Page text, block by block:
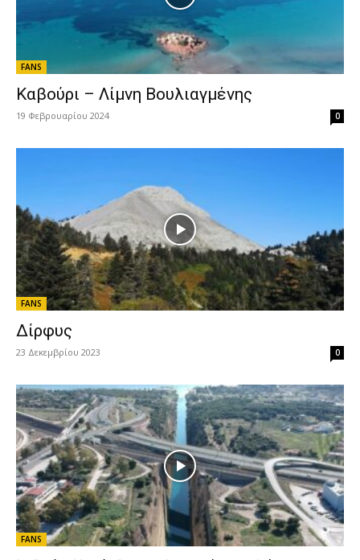
FANS
Καβούρι – Λίμνη Βουλιαγμένης
19 Φεβρουαρίου 2024 0
FANS
Δίρφυς
23 Δεκεμβρίου 2023 0
FANS